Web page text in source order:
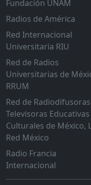
Fundación UNAM
Radios de América
Red Internacional
Universitaria RIU
Red de Radios
Universitarias de
RRUM
Red de
Televisoras Educativas
Culturales de México,
Red México
Radio Francia
Internacional